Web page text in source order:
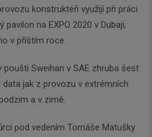
konstruktéři využijí při práci
na EXPO 2020 v Dubaji,
v příštím roce.
Sweihan v SAE zhruba šest
jak z provozu v extrémních
a v zimě.
pod vedením Tomáše Matušky